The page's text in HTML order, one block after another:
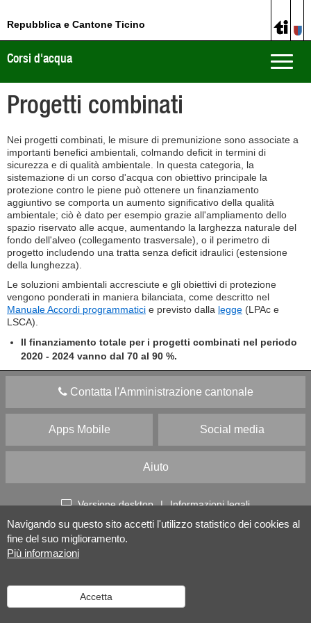
Navigando su questo sito accetti l'utilizzo statistico dei cookies al
fine del suo miglioramento.
Più informazioni
Accetta
Repubblica e Cantone Ticino
Toggle
Corsi d'acqua
Progetti combinati
Nei progetti combinati, le misure di premunizione sono associate a
importanti benefici ambientali, colmando deficit in termini di
sicurezza e di qualità ambientale. In questa categoria, la
sistemazione di un corso d'acqua con obiettivo principale la
protezione contro le piene può ottenere un finanziamento
aggiuntivo se comporta un aumento significativo della qualità
ambientale; ciò è dato per esempio grazie all'ampliamento dello
spazio riservato alle acque, aumentando la larghezza naturale del
fondo dell'alveo (collegamento trasversale), o il perimetro di
progetto includendo una tratta senza deficit idraulici (estensione
della lunghezza).
Le soluzioni ambientali accresciute e gli obiettivi di protezione
vengono ponderati in maniera bilanciata, come descritto nel
Manuale Accordi programmatici e previsto dalla legge (LPAc e
LSCA).
Il finanziamento totale per i progetti combinati nel periodo
2020 - 2024 vanno dal 70 al 90 %.
Contatta l'Amministrazione cantonale
Apps Mobile Social media
Aiuto
Versione desktop | Informazioni legali